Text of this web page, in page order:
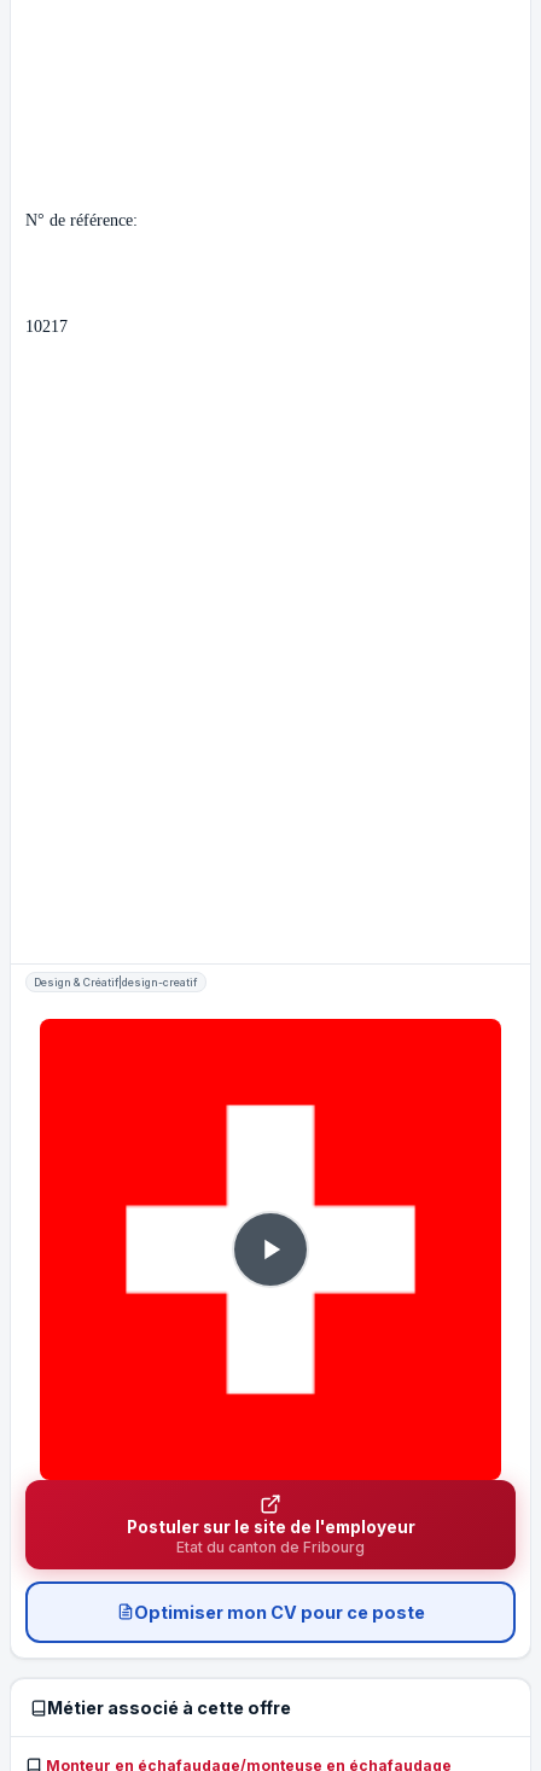
N° de référence:
10217
Design & Créatif|design-creatif
Postuler sur le site de l'employeur
Etat du canton de Fribourg
Optimiser mon CV pour ce poste
Métier associé à cette offre
Monteur en échafaudage/monteuse en échafaudage